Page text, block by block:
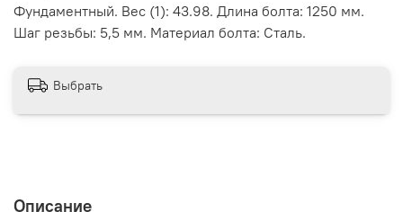
Фундаментный. Вес (1): 43.98. Длина болта: 1250 мм.
Шаг резьбы: 5,5 мм. Материал болта: Сталь.
Выбрать
Описание